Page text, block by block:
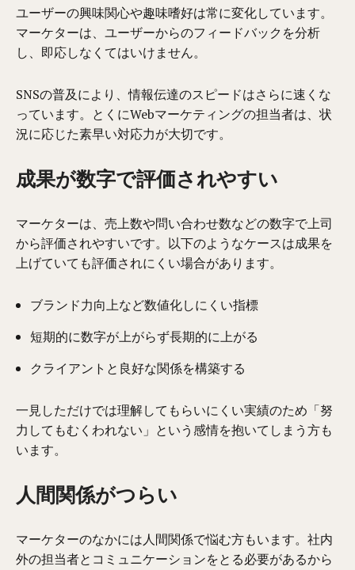
ユーザーの興味関心や趣味嗜好は常に変化しています。
マーケターは、ユーザーからのフィードバックを分析
し、即応しなくてはいけません。
SNSの普及により、情報伝達のスピードはさらに速くな
っています。とくにWebマーケティングの担当者は、状
況に応じた素早い対応力が大切です。
成果が数字で評価されやすい
マーケターは、売上数や問い合わせ数などの数字で上司
から評価されやすいです。以下のようなケースは成果を
上げていても評価されにくい場合があります。
ブランド力向上など数値化しにくい指標
短期的に数字が上がらず長期的に上がる
クライアントと良好な関係を構築する
一見しただけでは理解してもらいにくい実績のため「努
力してもむくわれない」という感情を抱いてしまう方も
います。
人間関係がつらい
マーケターのなかには人間関係で悩む方もいます。社内
外の担当者とコミュニケーションをとる必要があるから